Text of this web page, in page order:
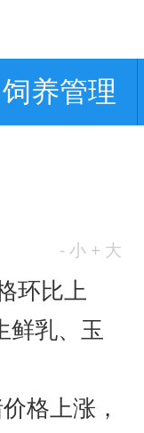
饲养管理
- 小 + 大
环比上
鲜乳、玉
格上涨，